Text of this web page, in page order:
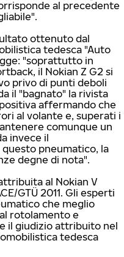
al precedente
ottenuto dal
tedesca "Auto
"soprattutto in
il Nokian Z G2 si
privo di punti deboli
il "bagnato" la rivista
affermando che
al volante e, superati i
comunque un
invece il
pneumatico, la
degne di nota".
al Nokian V
GTÜ 2011. Gli esperti
che meglio
rotolamento e
il giudizio attribuito nel
tedesca